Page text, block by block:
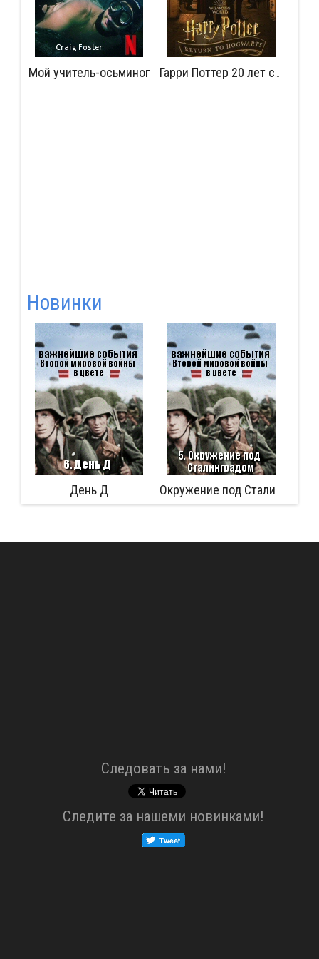
Мой учитель-осьминог
Новинки
День Д Окружение под Сталинградом
Cледовать за нами!
Cледите за нашеми новинками!